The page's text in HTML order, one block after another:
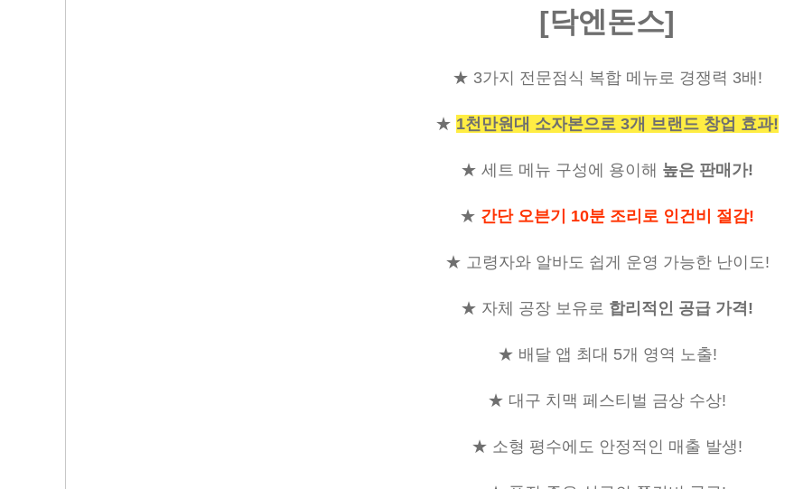
[닥엔돈스]
★ 3가지 전문점식 복합 메뉴로 경쟁력 3배 !
★ 1천만원대 소자본으로 3개 브랜드 창업 효과!
★ 세트 메뉴 구성에 용이해 높은 판매가!
★ 간단 오븐기 10분 조리로 인건비 절감!
★ 고령자와 알바도 쉽게 운영 가능한 난이도 !
★ 자체 공장 보유로 합리적인 공급 가격 !
★ 배달 앱 최대 5개 영역 노출!
★ 대구 치맥 페스티벌 금상 수상!
★ 소형 평수에도 안정적인 매출 발생!